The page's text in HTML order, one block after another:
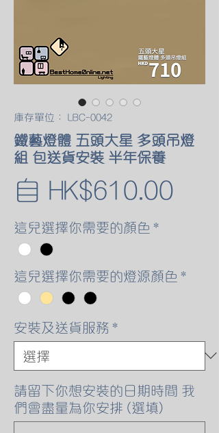
庫存單位： LBC-0042
鐵藝燈體 五頭大星 多頭吊燈
組 包送貨安裝 半年保養
自 HK$610.00
格
這兒選擇你需要的顏色 *
這兒選擇你需要的燈源顏色 *
安裝及送貨服務 *
請留下你想安裝的日期時間 我
們會盡量為你安排 (選填)